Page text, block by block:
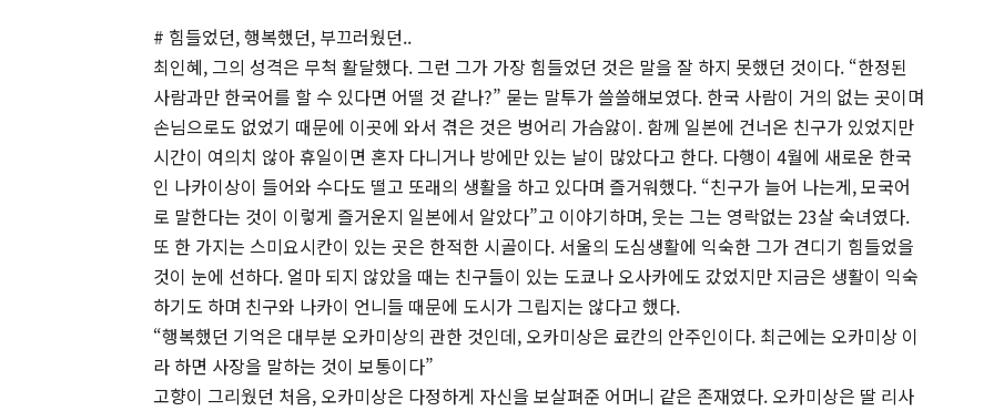
# 힘들었던, 행복했던, 부끄러웠던..
최인혜, 그의 성격은 무척 활달했다. 그런 그가 가장 힘들었던 것은 말을 잘 하지 못했던 것이다. “한정된
사람과만 한국어를 할 수 있다면 어떨 것 같나?” 묻는 말투가 쓸쓸해보였다. 한국 사람이 거의 없는 곳이며
손님으로도 없었기 때문에 이곳에 와서 겪은 것은 벙어리 가슴앓이. 함께 일본에 건너온 친구가 있었지만
시간이 여의치 않아 휴일이면 혼자 다니거나 방에만 있는 날이 많았다고 한다. 다행이 4월에 새로운 한국
인 나카이상이 들어와 수다도 떨고 또래의 생활을 하고 있다며 즐거워했다. “친구가 늘어 나는게, 모국어
로 말한다는 것이 이렇게 즐거운지 일본에서 알았다”고 이야기하며, 웃는 그는 영락없는 23살 숙녀였다.
또 한 가지는 스미요시칸이 있는 곳은 한적한 시골이다. 서울의 도심생활에 익숙한 그가 견디기 힘들었을
것이 눈에 선하다. 얼마 되지 않았을 때는 친구들이 있는 도쿄나 오사카에도 갔었지만 지금은 생활이 익숙
하기도 하며 친구와 나카이 언니들 때문에 도시가 그립지는 않다고 했다.
“행복했던 기억은 대부분 오카미상의 관한 것인데, 오카미상은 료칸의 안주인이다. 최근에는 오카미상 이
라 하면 사장을 말하는 것이 보통이다”
고향이 그리웠던 처음, 오카미상은 다정하게 자신을 보살펴준 어머니 같은 존재였다. 오카미상은 딸 리사